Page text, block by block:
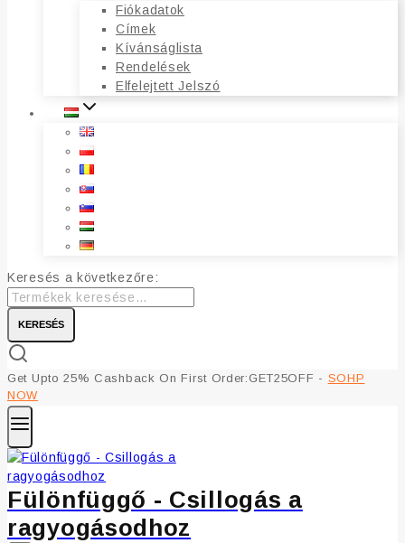
Fiókadatok
Címek
Kívánságlista
Rendelések
Elfelejtett Jelszó
Keresés a következőre:
KERESÉS
Get Upto 25% Cashback On First Order:GET25OFF - SOHP
NOW
Fülönfüggő - Csillogás a
ragyogásodhoz